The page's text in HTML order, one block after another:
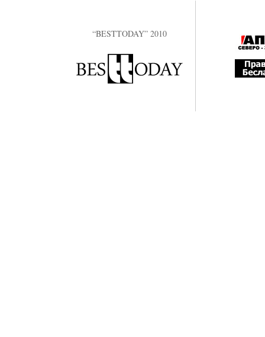
“BESTTODAY” 2010